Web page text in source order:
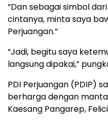
“Dan sebagai simbol
cintanya, minta saya
Perjuangan.”
“Jadi, begitu saya
langsung dipakai,”
PDI Perjuangan (PDIP)
berharga dengan
Kaesang Pangarep,